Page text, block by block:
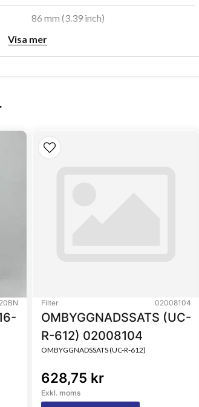
86 mm (3.39 inch)
73.4 mm (2.89 inch)
PALL HC7400SKT8H
Visa mer
Filter 02008104
OMBYGGNADSSATS (UC-
R-612) 02008104
OMBYGGNADSSATS (UC-R-612)
628,75 kr
Exkl. moms